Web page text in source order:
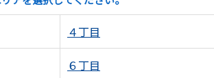
４丁目
６丁目